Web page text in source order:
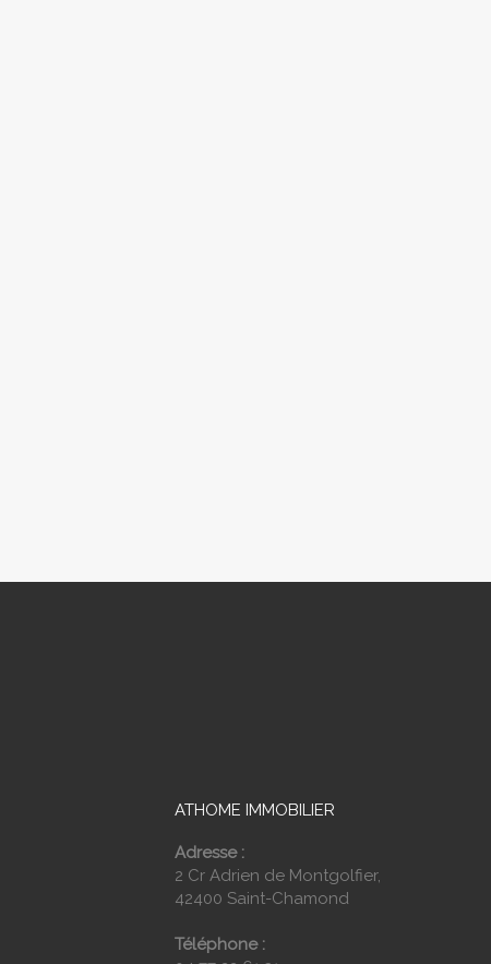
ATHOME IMMOBILIER
Adresse :
2 Cr Adrien de Montgolfier,
42400 Saint-Chamond
Téléphone :